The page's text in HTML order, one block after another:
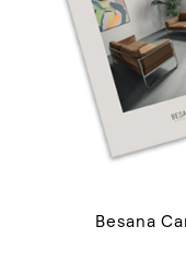
Besana